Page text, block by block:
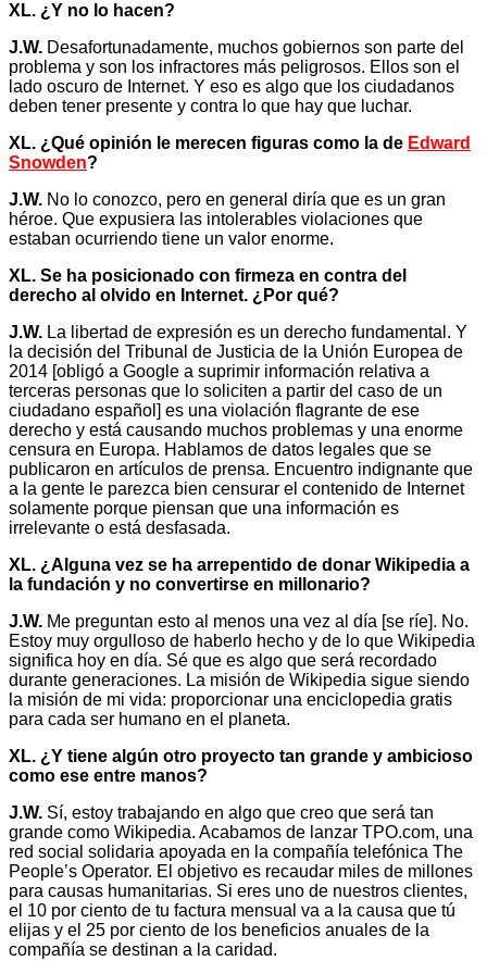
XL. ¿Y no lo hacen?
J.W. Desafortunadamente, muchos gobiernos son parte del
problema y son los infractores más peligrosos. Ellos son el
lado oscuro de Internet. Y eso es algo que los ciudadanos
deben tener presente y contra lo que hay que luchar.
XL. ¿Qué opinión le merecen figuras como la de Edward
Snowden?
J.W. No lo conozco, pero en general diría que es un gran
héroe. Que expusiera las intolerables violaciones que
estaban ocurriendo tiene un valor enorme.
XL. Se ha posicionado con firmeza en contra del
derecho al olvido en Internet. ¿Por qué?
J.W. La libertad de expresión es un derecho fundamental. Y
la decisión del Tribunal de Justicia de la Unión Europea de
2014 [obligó a Google a suprimir información relativa a
terceras personas que lo soliciten a partir del caso de un
ciudadano español] es una violación flagrante de ese
derecho y está causando muchos problemas y una enorme
censura en Europa. Hablamos de datos legales que se
publicaron en artículos de prensa. Encuentro indignante que
a la gente le parezca bien censurar el contenido de Internet
solamente porque piensan que una información es
irrelevante o está desfasada.
XL. ¿Alguna vez se ha arrepentido de donar Wikipedia a
la fundación y no convertirse en millonario?
J.W. Me preguntan esto al menos una vez al día [se ríe]. No.
Estoy muy orgulloso de haberlo hecho y de lo que Wikipedia
significa hoy en día. Sé que es algo que será recordado
durante generaciones. La misión de Wikipedia sigue siendo
la misión de mi vida: proporcionar una enciclopedia gratis
para cada ser humano en el planeta.
XL. ¿Y tiene algún otro proyecto tan grande y ambicioso
como ese entre manos?
J.W. Sí, estoy trabajando en algo que creo que será tan
grande como Wikipedia. Acabamos de lanzar TPO.com, una
red social solidaria apoyada en la compañía telefónica The
People’s Operator. El objetivo es recaudar miles de millones
para causas humanitarias. Si eres uno de nuestros clientes,
el 10 por ciento de tu factura mensual va a la causa que tú
elijas y el 25 por ciento de los beneficios anuales de la
compañía se destinan a la caridad.